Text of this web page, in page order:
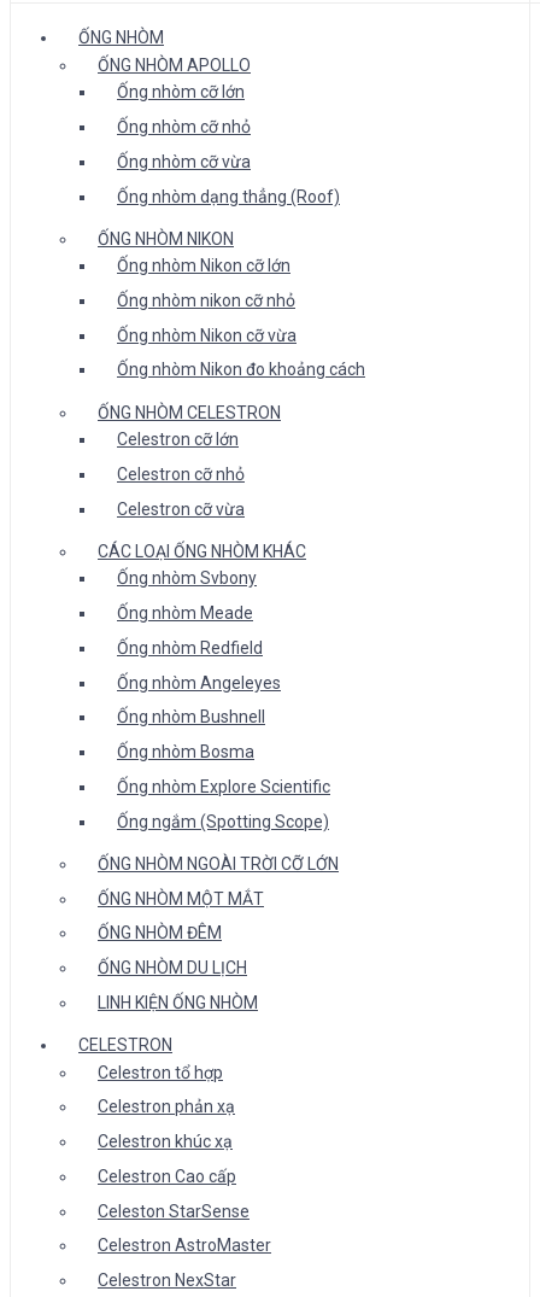
ỐNG NHÒM
ỐNG NHÒM APOLLO
Ống nhòm cỡ lớn
Ống nhòm cỡ nhỏ
Ống nhòm cỡ vừa
Ống nhòm dạng thẳng (Roof)
ỐNG NHÒM NIKON
Ống nhòm Nikon cỡ lớn
Ống nhòm nikon cỡ nhỏ
Ống nhòm Nikon cỡ vừa
Ống nhòm Nikon đo khoảng cách
ỐNG NHÒM CELESTRON
Celestron cỡ lớn
Celestron cỡ nhỏ
Celestron cỡ vừa
CÁC LOẠI ỐNG NHÒM KHÁC
Ống nhòm Svbony
Ống nhòm Meade
Ống nhòm Redfield
Ống nhòm Angeleyes
Ống nhòm Bushnell
Ống nhòm Bosma
Ống nhòm Explore Scientific
Ống ngắm (Spotting Scope)
ỐNG NHÒM NGOÀI TRỜI CỠ LỚN
ỐNG NHÒM MỘT MẮT
ỐNG NHÒM ĐÊM
ỐNG NHÒM DU LỊCH
LINH KIỆN ỐNG NHÒM
CELESTRON
Celestron tổ hợp
Celestron phản xạ
Celestron khúc xạ
Celestron Cao cấp
Celeston StarSense
Celestron AstroMaster
Celestron NexStar